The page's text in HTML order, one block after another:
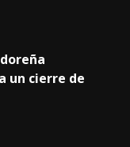
un cierre de